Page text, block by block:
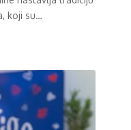
koji su…